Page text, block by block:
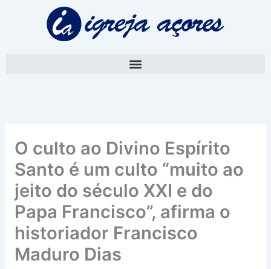
O culto ao Divino Espírito
Santo é um culto “muito ao
jeito do século XXI e do
Papa Francisco”, afirma o
historiador Francisco
Maduro Dias